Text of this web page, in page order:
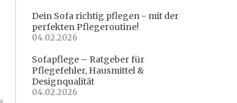
Dein Sofa richtig pflegen - mit der
perfekten Pflegeroutine!
04.02.2026
Sofapflege – Ratgeber für
Pflegefehler, Hausmittel &
Designqualität
04.02.2026